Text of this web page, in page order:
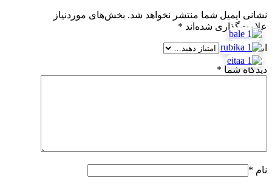
نشانی ایمیل شما منتشر نخواهد شد. بخش‌های موردنیاز
علامت‌گذاری شده‌اند *
امتیاز شما*
دیدگاه شما *
نام *